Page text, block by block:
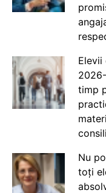
Elevii
timp
Nu
toți